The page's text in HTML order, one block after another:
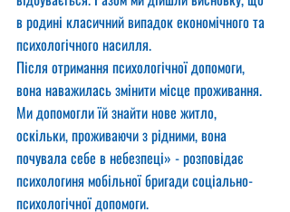
в родині класичний випадок економічного та
психологічного насилля.
Після отримання психологічної допомоги,
вона наважилась змінити місце проживання.
Ми допомогли їй знайти нове житло,
оскільки, проживаючи з рідними, вона
почувала себе в небезпеці» - розповідає
психологиня мобільної бригади соціально-
психологічної допомоги.